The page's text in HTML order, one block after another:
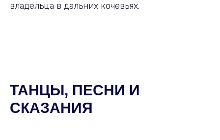
владельца в дальних кочевьях.
ТАНЦЫ, ПЕСНИ И
СКАЗАНИЯ